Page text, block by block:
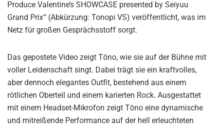
Produce Valentine’s SHOWCASE presented by Seiyuu
Grand Prix“ (Abkürzung: Tonopi VS) veröffentlicht, was im
Netz für großen Gesprächsstoff sorgt.
Das gepostete Video zeigt Tōno, wie sie auf der Bühne mit
voller Leidenschaft singt. Dabei trägt sie ein kraftvolles,
aber dennoch elegantes Outfit, bestehend aus einem
rötlichen Oberteil und einem karierten Rock. Ausgestattet
mit einem Headset-Mikrofon zeigt Tōno eine dynamische
und mitreißende Performance auf der hell erleuchteten